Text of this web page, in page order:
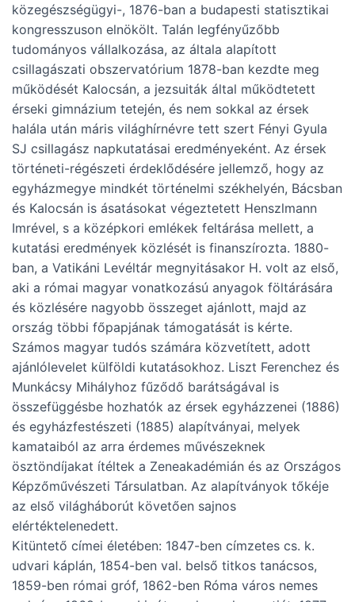
közegészségügyi-, 1876-ban a budapesti statisztikai
kongresszuson elnökölt. Talán legfényűzőbb
tudományos vállalkozása, az általa alapított
csillagászati obszervatórium 1878-ban kezdte meg
működését Kalocsán, a jezsuiták által működtetett
érseki gimnázium tetején, és nem sokkal az érsek
halála után máris világhírnévre tett szert Fényi Gyula
SJ csillagász napkutatásai eredményeként. Az érsek
történeti-régészeti érdeklődésére jellemző, hogy az
egyházmegye mindkét történelmi székhelyén, Bácsban
és Kalocsán is ásatásokat végeztetett Henszlmann
Imrével, s a középkori emlékek feltárása mellett, a
kutatási eredmények közlését is finanszírozta. 1880-
ban, a Vatikáni Levéltár megnyitásakor H. volt az első,
aki a római magyar vonatkozású anyagok föltárására
és közlésére nagyobb összeget ajánlott, majd az
ország többi főpapjának támogatását is kérte.
Számos magyar tudós számára közvetített, adott
ajánlólevelet külföldi kutatásokhoz. Liszt Ferenchez és
Munkácsy Mihályhoz fűződő barátságával is
összefüggésbe hozhatók az érsek egyházzenei (1886)
és egyházfestészeti (1885) alapítványai, melyek
kamataiból az arra érdemes művészeknek
ösztöndíjakat ítéltek a Zeneakadémián és az Országos
Képzőművészeti Társulatban. Az alapítványok tőkéje
az első világháborút követően sajnos
elértéktelenedett.
Kitüntető címei életében: 1847-ben címzetes cs. k.
udvari káplán, 1854-ben val. belső titkos tanácsos,
1859-ben római gróf, 1862-ben Róma város nemes